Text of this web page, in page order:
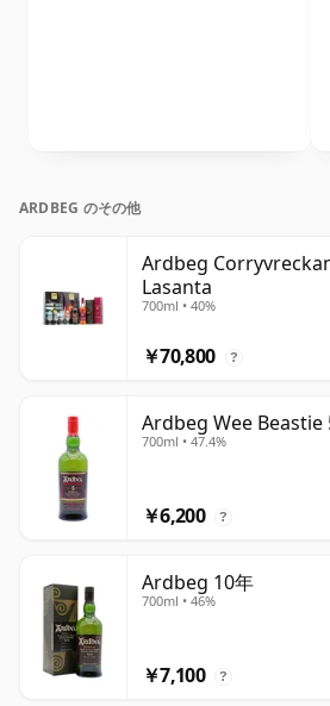
ARDBEG のその他
Ardbeg
Lasanta
700ml • 40%
￥70,800 ?
Ardbeg Wee Beastie
700ml • 47.4%
￥6,200 ?
Ardbeg 10年
700ml • 46%
￥7,100 ?